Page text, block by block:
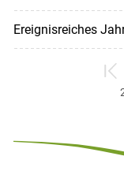
Ereignisreiches